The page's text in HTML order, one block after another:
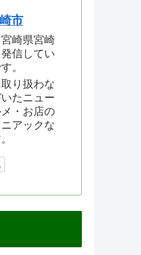
市
崎県宮崎
信してい
。
り扱わな
たニュー
・お店の
アックな